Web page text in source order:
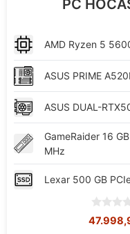
PC
AMD Ryzen 5
ASUS PRIME
ASUS DUAL-
GameRaider 16
MHz
Lexar 500 GB
0
Orijinal